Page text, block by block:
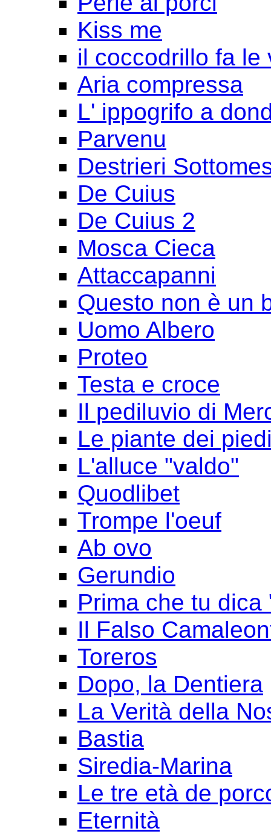
Kiss me
il coccodrillo fa le
Aria compressa
L' ippogrifo a
Parvenu
Destrieri
De Cuius
De Cuius 2
Mosca Cieca
Attaccapanni
Questo non è un
Uomo Albero
Proteo
Testa e croce
Il pediluvio di
Le piante dei
L'alluce "valdo"
Quodlibet
Trompe l'oeuf
Ab ovo
Gerundio
Prima che tu dica
Il Falso
Toreros
Dopo, la Dentiera
La Verità della
Bastia
Siredia-Marina
Le tre età de
Eternità